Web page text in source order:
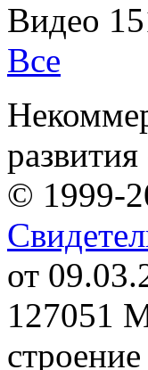
Видео
Все
© 1999-
от
127051